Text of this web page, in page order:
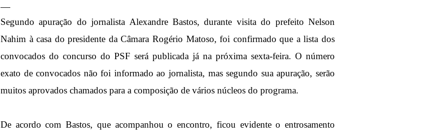
Segundo apuração do jornalista Alexandre Bastos, durante visita do prefeito Nelson
Nahim à casa do presidente da Câmara Rogério Matoso, foi confirmado que a lista dos
convocados do concurso do PSF será publicada já na próxima sexta-feira. O número
exato de convocados não foi informado ao jornalista, mas segundo sua apuração, serão
muitos aprovados chamados para a composição de vários núcleos do programa.
De acordo com Bastos, que acompanhou o encontro, ficou evidente o entrosamento